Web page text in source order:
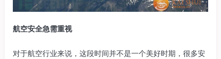
航空安全急需重视
对于航空行业来说，这段时间并不是一个美好时期，很多安